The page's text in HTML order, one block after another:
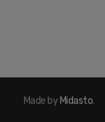
Made byMidasto.